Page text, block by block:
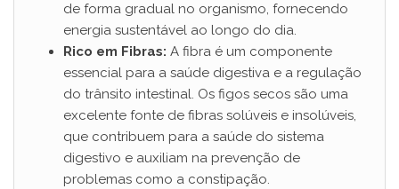
de forma gradual no organismo, fornecendo
energia sustentável ao longo do dia.
Rico em Fibras: A fibra é um componente
essencial para a saúde digestiva e a regulação
do trânsito intestinal. Os figos secos são uma
excelente fonte de fibras solúveis e insolúveis,
que contribuem para a saúde do sistema
digestivo e auxiliam na prevenção de
problemas como a constipação.